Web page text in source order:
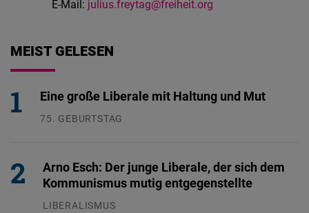
E-Mail: julius.freytag@freiheit.org
MEIST GELESEN
Eine große Liberale mit Haltung und Mut
75. GEBURTSTAG
Arno Esch: Der junge Liberale, der sich dem
Kommunismus mutig entgegenstellte
LIBERALISMUS